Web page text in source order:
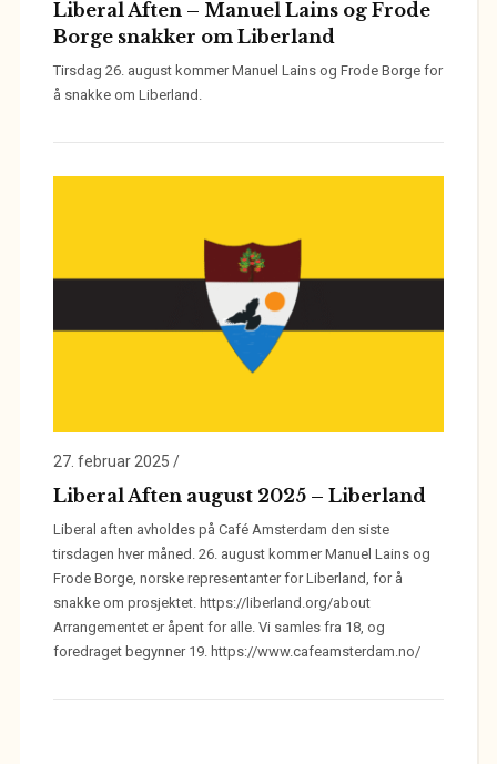
Liberal Aften – Manuel Lains og Frode
Borge snakker om Liberland
Tirsdag 26. august kommer Manuel Lains og Frode Borge for
å snakke om Liberland.
27. februar 2025 /
Liberal Aften august 2025 – Liberland
Liberal aften avholdes på Café Amsterdam den siste
tirsdagen hver måned. 26. august kommer Manuel Lains og
Frode Borge, norske representanter for Liberland, for å
snakke om prosjektet. https://liberland.org/about
Arrangementet er åpent for alle. Vi samles fra 18, og
foredraget begynner 19. https://www.cafeamsterdam.no/